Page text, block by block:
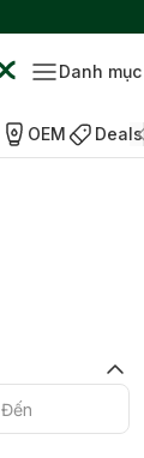
Danh mục
OEM Deals